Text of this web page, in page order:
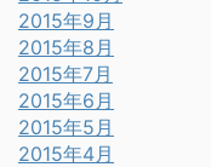
2015年9月
2015年8月
2015年7月
2015年6月
2015年5月
2015年4月